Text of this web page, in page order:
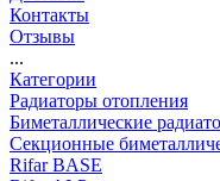
Контакты
Отзывы
...
Категории
Радиаторы отопления
Биметаллические
Секционные
Rifar BASE